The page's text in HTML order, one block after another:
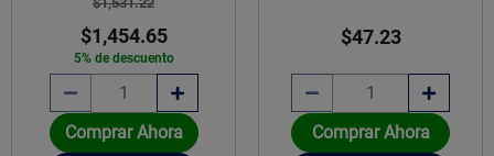
$1,454.65
5% de descuento
Comprar Ahora
$47.23
Comprar Ahora